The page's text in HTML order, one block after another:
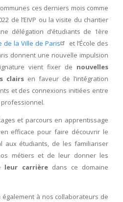
ces derniers mois comme
de l’EIVP ou la visite du chantier
délégation d’étudiants de 1ère
de la Ville de Paris
et l’École des
donnent une nouvelle impulsion
vient fixer de nouvelles
clairs en faveur de l’intégration
et des connexions initiées entre
et parcours en apprentissage
efficace pour faire découvrir le
aux étudiants, de les familiariser
métiers et de leur donner les
leur carrièredans ce domaine
à nos collaborateurs de